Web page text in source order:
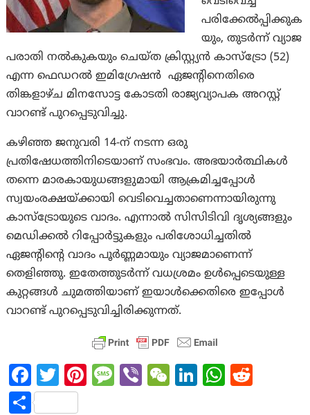
പരിക്കേൽപ്പിക്കുക
യും, തുടർന്ന് വ്യാജ
പരാതി നൽകുകയും ചെയ്ത ക്രിസ്റ്റ്യൻ കാസ്ട്രോ (52)
എന്ന ഫെഡറൽ ഇമിഗ്രേഷൻ ഏജന്റിനെതിരെ
തിങ്കളാഴ്ച മിനസോട്ട കോടതി രാജ്യവ്യാപക അറസ്റ്റ്
വാറണ്ട് പുറപ്പെടുവിച്ചു.
കഴിഞ്ഞ ജനുവരി 14-ന് നടന്ന ഒരു
പ്രതിഷേധത്തിനിടെയാണ് സംഭവം. അഭയാർത്ഥികൾ
തന്നെ മാരകായുധങ്ങളുമായി ആക്രമിച്ചപ്പോൾ
സ്വയംരക്ഷയ്ക്കായി വെടിവെച്ചതാണെന്നായിരുന്നു
കാസ്ട്രോയുടെ വാദം. എന്നാൽ സിസിടിവി ദൃശ്യങ്ങളും
മെഡിക്കൽ റിപ്പോർട്ടുകളും പരിശോധിച്ചതിൽ
ഏജന്റിന്റെ വാദം പൂർണ്ണമായും വ്യാജമാണെന്ന്
തെളിഞ്ഞു. ഇതേത്തുടർന്ന് വധശ്രമം ഉൾപ്പെടെയുള്ള
കുറ്റങ്ങൾ ചുമത്തിയാണ് ഇയാൾക്കെതിരെ ഇപ്പോൾ
വാറണ്ട് പുറപ്പെടുവിച്ചിരിക്കുന്നത്.
Fa
ce
T
w
Pi M Vi W Li W
S